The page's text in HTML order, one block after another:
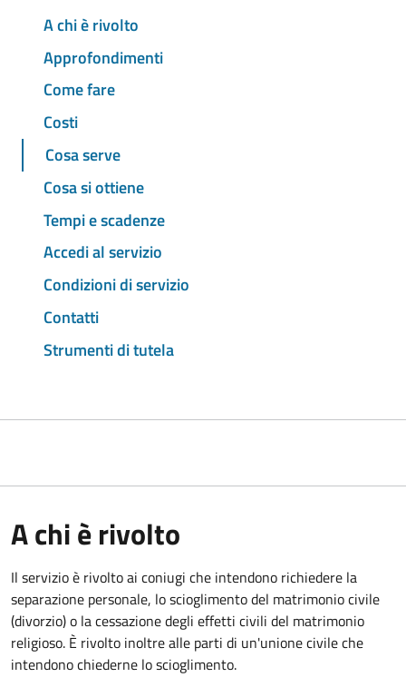
A chi è rivolto
Approfondimenti
Come fare
Costi
Cosa serve
Cosa si ottiene
Tempi e scadenze
Accedi al servizio
Condizioni di servizio
Contatti
Strumenti di tutela
A chi è rivolto
Il servizio è rivolto ai coniugi che intendono richiedere la
separazione personale, lo scioglimento del matrimonio civile
(divorzio) o la cessazione degli effetti civili del matrimonio
religioso. È rivolto inoltre alle parti di un'unione civile che
intendono chiederne lo scioglimento.